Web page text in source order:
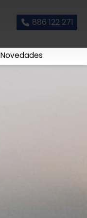
886 122 271
Novedades